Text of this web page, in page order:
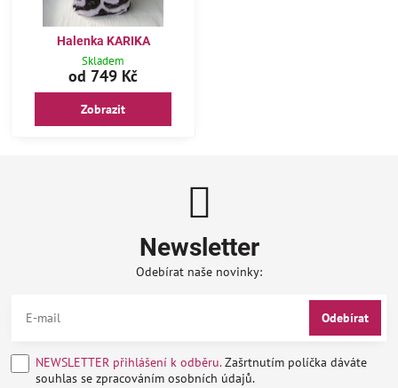
Halenka KARIKA
Skladem
od 749 Kč
Zobrazit
Newsletter
Odebírat naše novinky:
Odebírat
NEWSLETTER přihlášení k odběru.Zašrtnutím políčka dáváte
souhlas se zpracováním osobních údajů.